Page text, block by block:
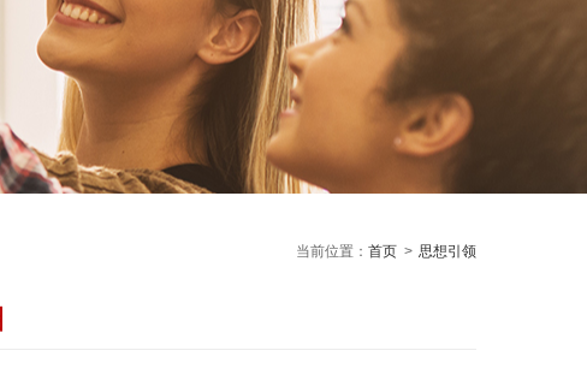
当前位置： 首页 > 思想引领